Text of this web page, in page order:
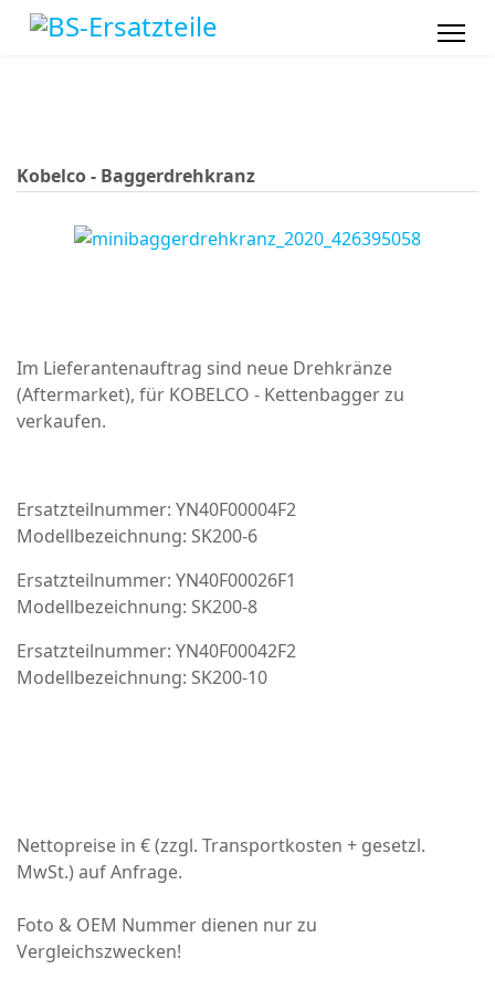
Kobelco - Baggerdrehkranz
Im Lieferantenauftrag sind neue Drehkränze
(Aftermarket), für KOBELCO - Kettenbagger zu
verkaufen.
Ersatzteilnummer: YN40F00004F2
Modellbezeichnung: SK200-6
Ersatzteilnummer: YN40F00026F1
Modellbezeichnung: SK200-8
Ersatzteilnummer: YN40F00042F2
Modellbezeichnung: SK200-10
Nettopreise in € (zzgl. Transportkosten + gesetzl.
MwSt.) auf Anfrage.
Foto & OEM Nummer dienen nur zu
Vergleichszwecken!